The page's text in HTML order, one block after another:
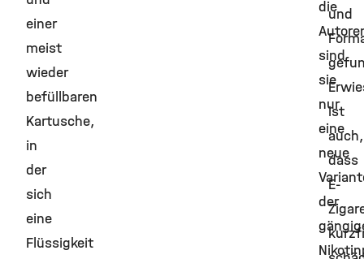
einer
meist
wieder
befüllbaren
Kartusche,
in
der
sich
eine
Flüssigkeit
die
sind
sie
nur
eine
neue
der
und
ist
auch,
dass
E-